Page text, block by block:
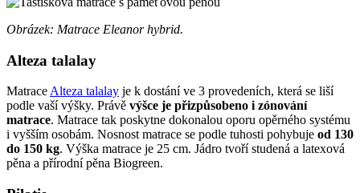
Obrázek: Matrace Eleanor hybrid.
Alteza talalay
Matrace Alteza talalay je k dostání ve 3 provedeních, která se liší
podle vaší výšky. Právě výšce je přizpůsobeno i zónování
matrace. Matrace tak poskytne dokonalou oporu opěrného systému
i vyšším osobám. Nosnost matrace se podle tuhosti pohybuje od 130
do 150 kg. Výška matrace je 25 cm. Jádro tvoří studená a latexová
pěna a přírodní pěna Biogreen.